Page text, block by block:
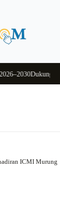
Dukung
ICMI Murung